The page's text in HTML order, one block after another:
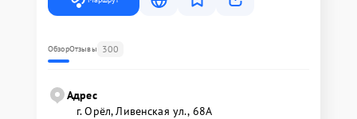
ОбзорОтзывы 300
Адрес
г. Орёл, Ливенская ул., 68А